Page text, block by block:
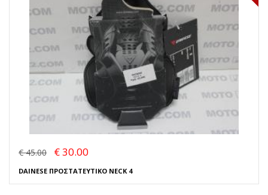
€ 45.00 € 30.00
DAINESE ΠΡΟΣΤΑΤΕΥΤΙΚΟ NECK 4